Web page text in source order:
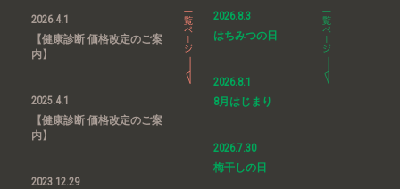
2026.4.1
【健康診断 価格改定のご案
内】
2025.4.1
【健康診断 価格改定のご案
内】
2023.12.29
2026.8.3
はちみつの日
2026.8.1
8月はじまり
2026.7.30
梅干しの日